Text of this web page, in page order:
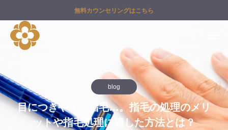
無料カウンセリングはこちら
blog
目につきやすい指毛…。指毛の処理のメリ
ットや指毛処理に適した方法とは？